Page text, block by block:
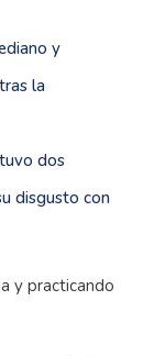
y
la
dos
disgusto con